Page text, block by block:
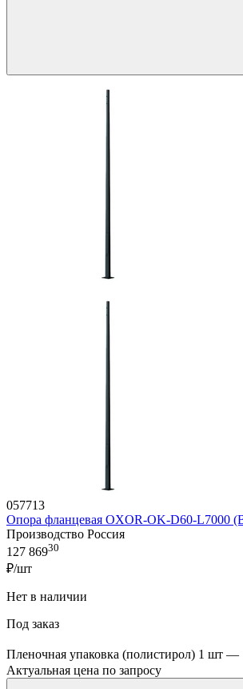
057713
Опора фланцевая OXOR-OK-D60-L7000
Производство Россия
127 86930
₽/шт
Нет в наличии
Под заказ
Пленочная упаковка (полистирол) 1 шт —
Актуальная цена по запросу